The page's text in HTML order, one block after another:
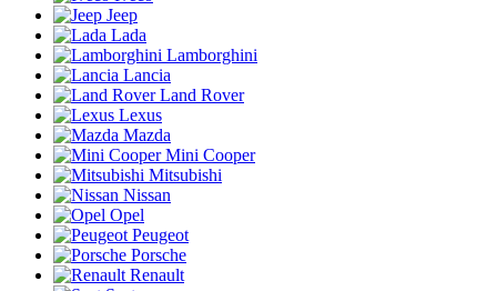
Jeep
Lada
Lamborghini
Lancia
Land Rover
Lexus
Mazda
Mini Cooper
Mitsubishi
Nissan
Opel
Peugeot
Porsche
Renault